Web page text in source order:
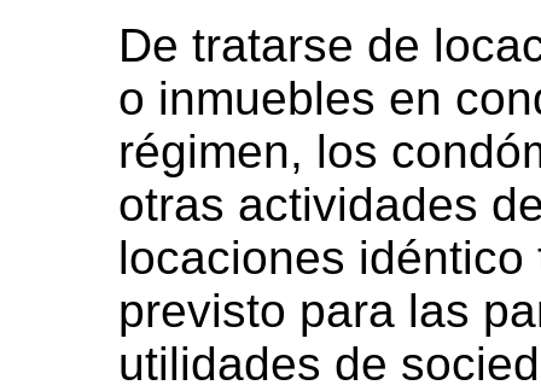
De tratarse de
o inmuebles en
régimen, los
otras actividades
locaciones
previsto para las
utilidades de